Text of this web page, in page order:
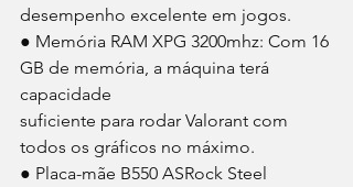
desempenho excelente em jogos.
● Memória RAM XPG 3200mhz: Com 16
GB de memória, a máquina terá
capacidade
suficiente para rodar Valorant com
todos os gráficos no máximo.
● Placa-mãe B550 ASRock Steel